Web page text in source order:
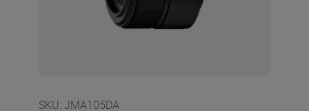
SKU: JMA105DA